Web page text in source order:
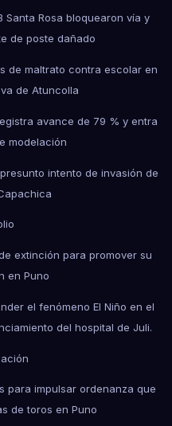
Santa Rosa bloquearon vía y
de poste dañado
de maltrato contra escolar en
de Atuncolla
avance de 79 % y entra
modelación
intento de invasión de
extinción para promover su
en Puno
el fenómeno El Niño en el
del hospital de Juli.
para impulsar ordenanza que
de toros en Puno